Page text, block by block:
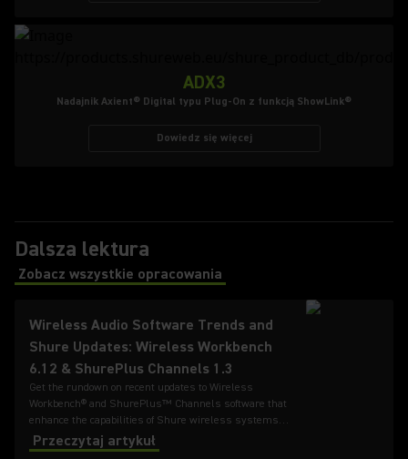
ADX3
Nadajnik Axient® Digital typu Plug-On z funkcją ShowLink®
Dowiedz się więcej
Dalsza lektura
Zobacz wszystkie opracowania
(Opens in a new tab)
Wireless Audio Software Trends and
Shure Updates: Wireless Workbench
6.12 & ShurePlus Channels 1.3
Get the rundown on recent updates to Wireless
Workbench® and ShurePlus™ Channels software that
enhance the capabilities of Shure wireless systems
and make remote monitoring easier.
Przeczytaj artykuł